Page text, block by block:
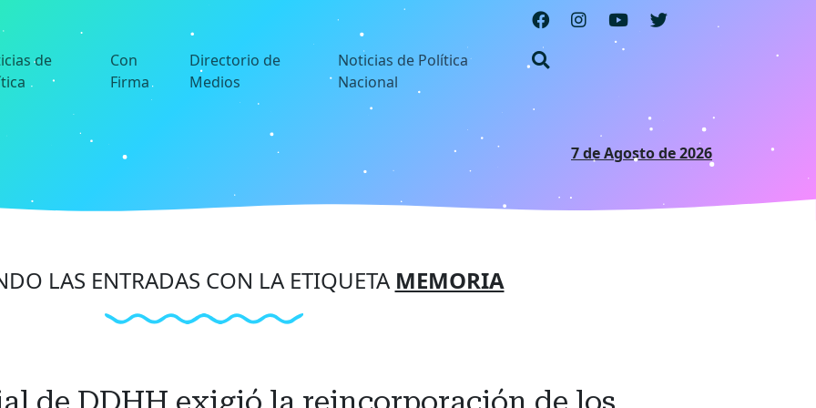
de
Con
Firma
Directorio de
Medios
Noticias de Política
Nacional
7 de Agosto de 2026
LAS ENTRADAS CON LA ETIQUETA MEMORIA